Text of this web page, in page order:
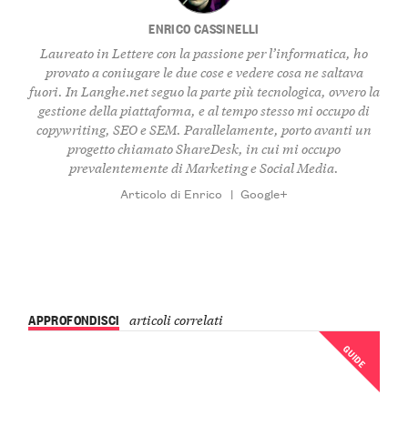
ENRICO CASSINELLI
Laureato in Lettere con la passione per l’informatica, ho
provato a coniugare le due cose e vedere cosa ne saltava
fuori. In Langhe.net seguo la parte più tecnologica, ovvero la
gestione della piattaforma, e al tempo stesso mi occupo di
copywriting, SEO e SEM. Parallelamente, porto avanti un
progetto chiamato ShareDesk, in cui mi occupo
prevalentemente di Marketing e Social Media.
Articolo di Enrico | Google+
APPROFONDISCI articoli correlati
GUIDE